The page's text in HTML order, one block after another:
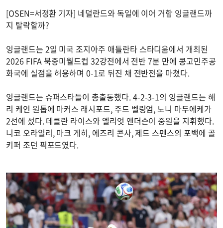
[OSEN=서정환 기자] 네덜란드와 독일에 이어 거함 잉글랜드까
지 탈락할까?
잉글랜드는 2일 미국 조지아주 애틀란타 스타디움에서 개최된
2026 FIFA 북중미월드컵 32강전에서 전반 7분 만에 콩고민주공
화국에 실점을 허용하며 0-1로 뒤진 채 전반전을 마쳤다.
잉글랜드는 슈퍼스타들이 총출동했다. 4-2-3-1의 잉글랜드는 해
리 케인 원톱에 마커스 래시포드, 주드 벨링엄, 노니 마두에케가
2선에 섰다. 데클란 라이스와 엘리엇 앤더슨이 중원을 지휘했다.
니코 오라일리, 마크 게히, 에즈리 콘사, 제드 스펜스의 포백에 골
키퍼 조던 픽포드였다.